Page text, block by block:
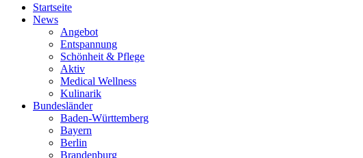
Startseite
News
Angebot
Entspannung
Schönheit & Pflege
Aktiv
Medical Wellness
Kulinarik
Bundesländer
Baden-Württemberg
Bayern
Berlin
Brandenburg